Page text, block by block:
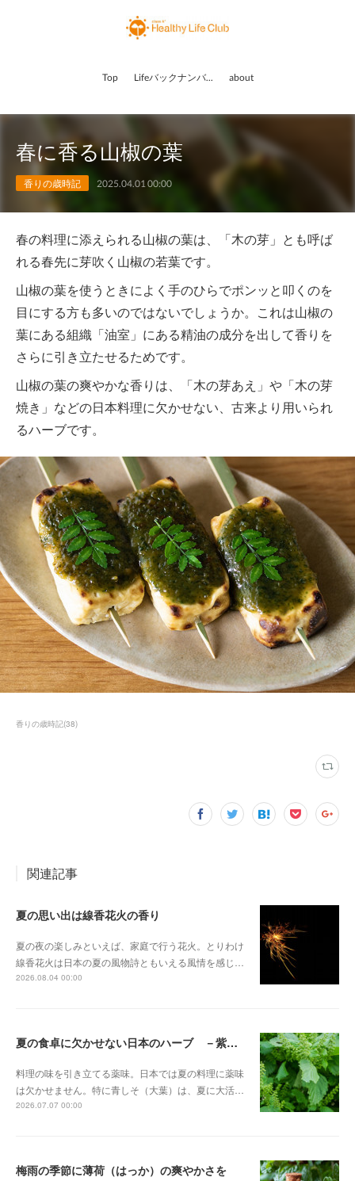
Top Lifeバックナンバー about
春に香る山椒の葉
香りの歳時記 2025.04.01 00:00
春の料理に添えられる山椒の葉は、「木の芽」とも呼ば
れる春先に芽吹く山椒の若葉です。
山椒の葉を使うときによく手のひらでポンッと叩くのを
目にする方も多いのではないでしょうか。これは山椒の
葉にある組織「油室」にある精油の成分を出して香りを
さらに引き立たせるためです。
山椒の葉の爽やかな香りは、「木の芽あえ」や「木の芽
焼き」などの日本料理に欠かせない、古来より用いられ
るハーブです。
香りの歳時記(38)
関連記事
夏の思い出は線香花火の香り
夏の夜の楽しみといえば、家庭で行う花火。とりわけ
線香花火は日本の夏の風物詩ともいえる風情を感じ…
2026.08.04 00:00
夏の食卓に欠かせない日本のハーブ －紫蘇（しそ）－
料理の味を引き立てる薬味。日本では夏の料理に薬味
は欠かせません。特に青しそ（大葉）は、夏に大活…
2026.07.07 00:00
梅雨の季節に薄荷（はっか）の爽やかさを